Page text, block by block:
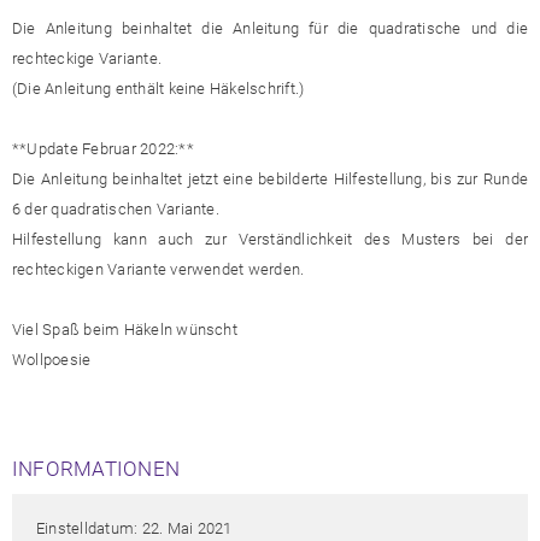
Die Anleitung beinhaltet die Anleitung für die quadratische und die
rechteckige Variante.
(Die Anleitung enthält keine Häkelschrift.)
**Update Februar 2022:**
Die Anleitung beinhaltet jetzt eine bebilderte Hilfestellung, bis zur Runde
6 der quadratischen Variante.
Hilfestellung kann auch zur Verständlichkeit des Musters bei der
rechteckigen Variante verwendet werden.
Viel Spaß beim Häkeln wünscht
Wollpoesie
INFORMATIONEN
Einstelldatum: 22. Mai 2021